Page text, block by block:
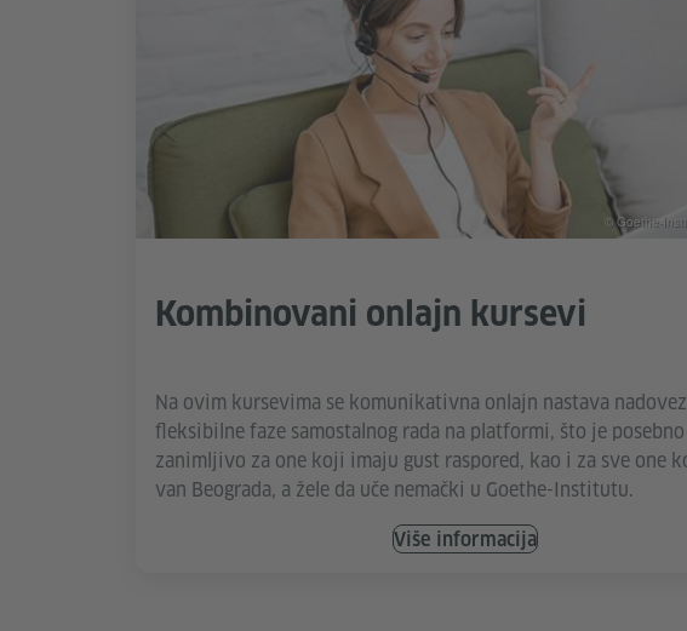
Kombinovani onlajn kursevi
Na ovim kursevima se komunikativna onlajn nastava
fleksibilne faze samostalnog rada na platformi, što je posebno
zanimljivo za one koji imaju gust raspored, kao i za sve one
van Beograda, a žele da uče nemački u Goethe-Institutu.
Više informacija
© Goethe-